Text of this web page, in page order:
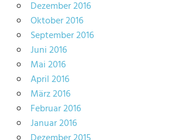
Dezember 2016
Oktober 2016
September 2016
Juni 2016
Mai 2016
April 2016
März 2016
Februar 2016
Januar 2016